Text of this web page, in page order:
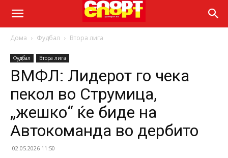
Дома Фудбал Втора лига
Фудбал Втора лига
ВМФЛ: Лидерот го чека
пекол во Струмица,
„жешко“ ќе биде на
Автокоманда во дербито
02.05.2026 11:50